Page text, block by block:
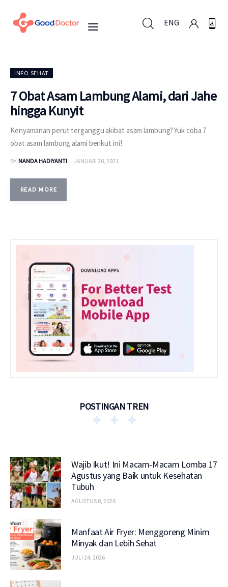
ENG
Untuk Bisnis
Untuk Anda
Mengapa Good Doctor
Berita
INFO SEHAT
7 Obat Asam Lambung Alami, dari Jahe
hingga Kunyit
Kenyamanan perut terganggu akibat asam lambung? Yuk coba 7
obat asam lambung alami berikut ini!
BY NANDA HADIYANTI JANUARI 28, 2021
READ MORE
POSTINGAN TREN
Wajib Ikut! Ini Macam-Macam Lomba 17
Agustus yang Baik untuk Kesehatan
Tubuh
AGUSTUS 8, 2026
Manfaat Air Fryer: Menggoreng Minim
Minyak dan Lebih Sehat
JULI 24, 2026